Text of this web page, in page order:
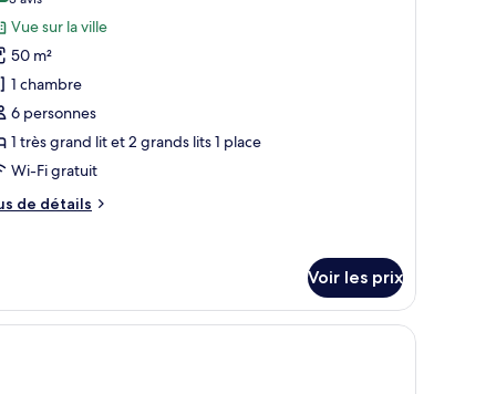
:
Vue sur la ville
50 m²
1 chambre
6 personnes
1 très grand lit et 2 grands lits 1 place
Wi-Fi gratuit
de détails
Voir les prix
paysage urbain.